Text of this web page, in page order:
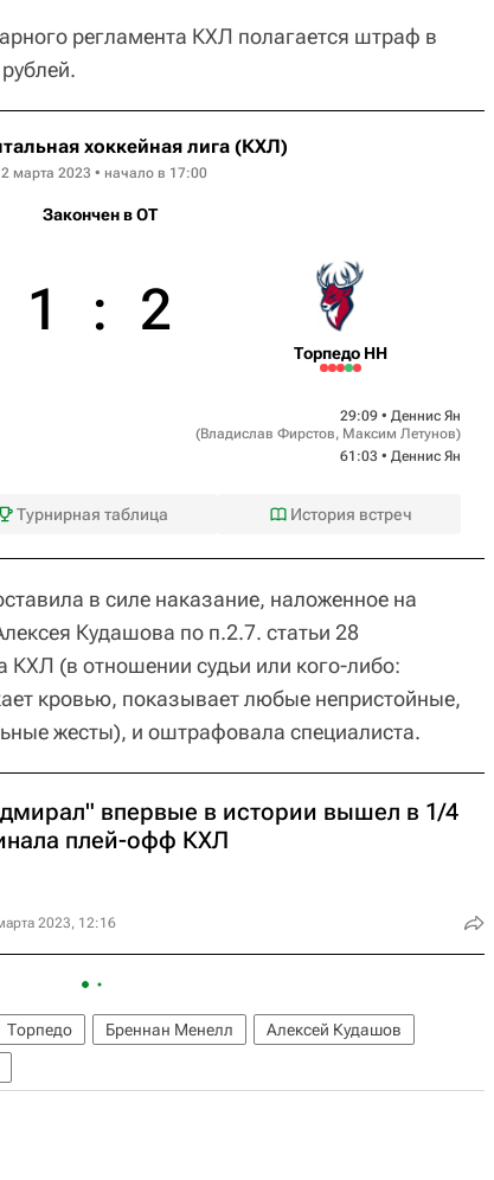
регламента КХЛ полагается штраф в
хоккейная лига (КХЛ)
марта 2023 • начало в 17:00
Закончен в OT
1 : 2
Торпедо НН
29:09 • Деннис Ян
(Владислав Фирстов, Максим Летунов)
61:03 • Деннис Ян
Турнирная таблица История встреч
в силе наказание, наложенное на
Кудашова по п.2.7. статьи 28
КХЛ (в отношении судьи или кого-либо:
кровью, показывает любые непристойные,
жесты), и оштрафовала специалиста.
впервые в истории вышел в 1/4
плей-офф КХЛ
2023, 12:16
Торпедо Бреннан Менелл
Алексей Кудашов